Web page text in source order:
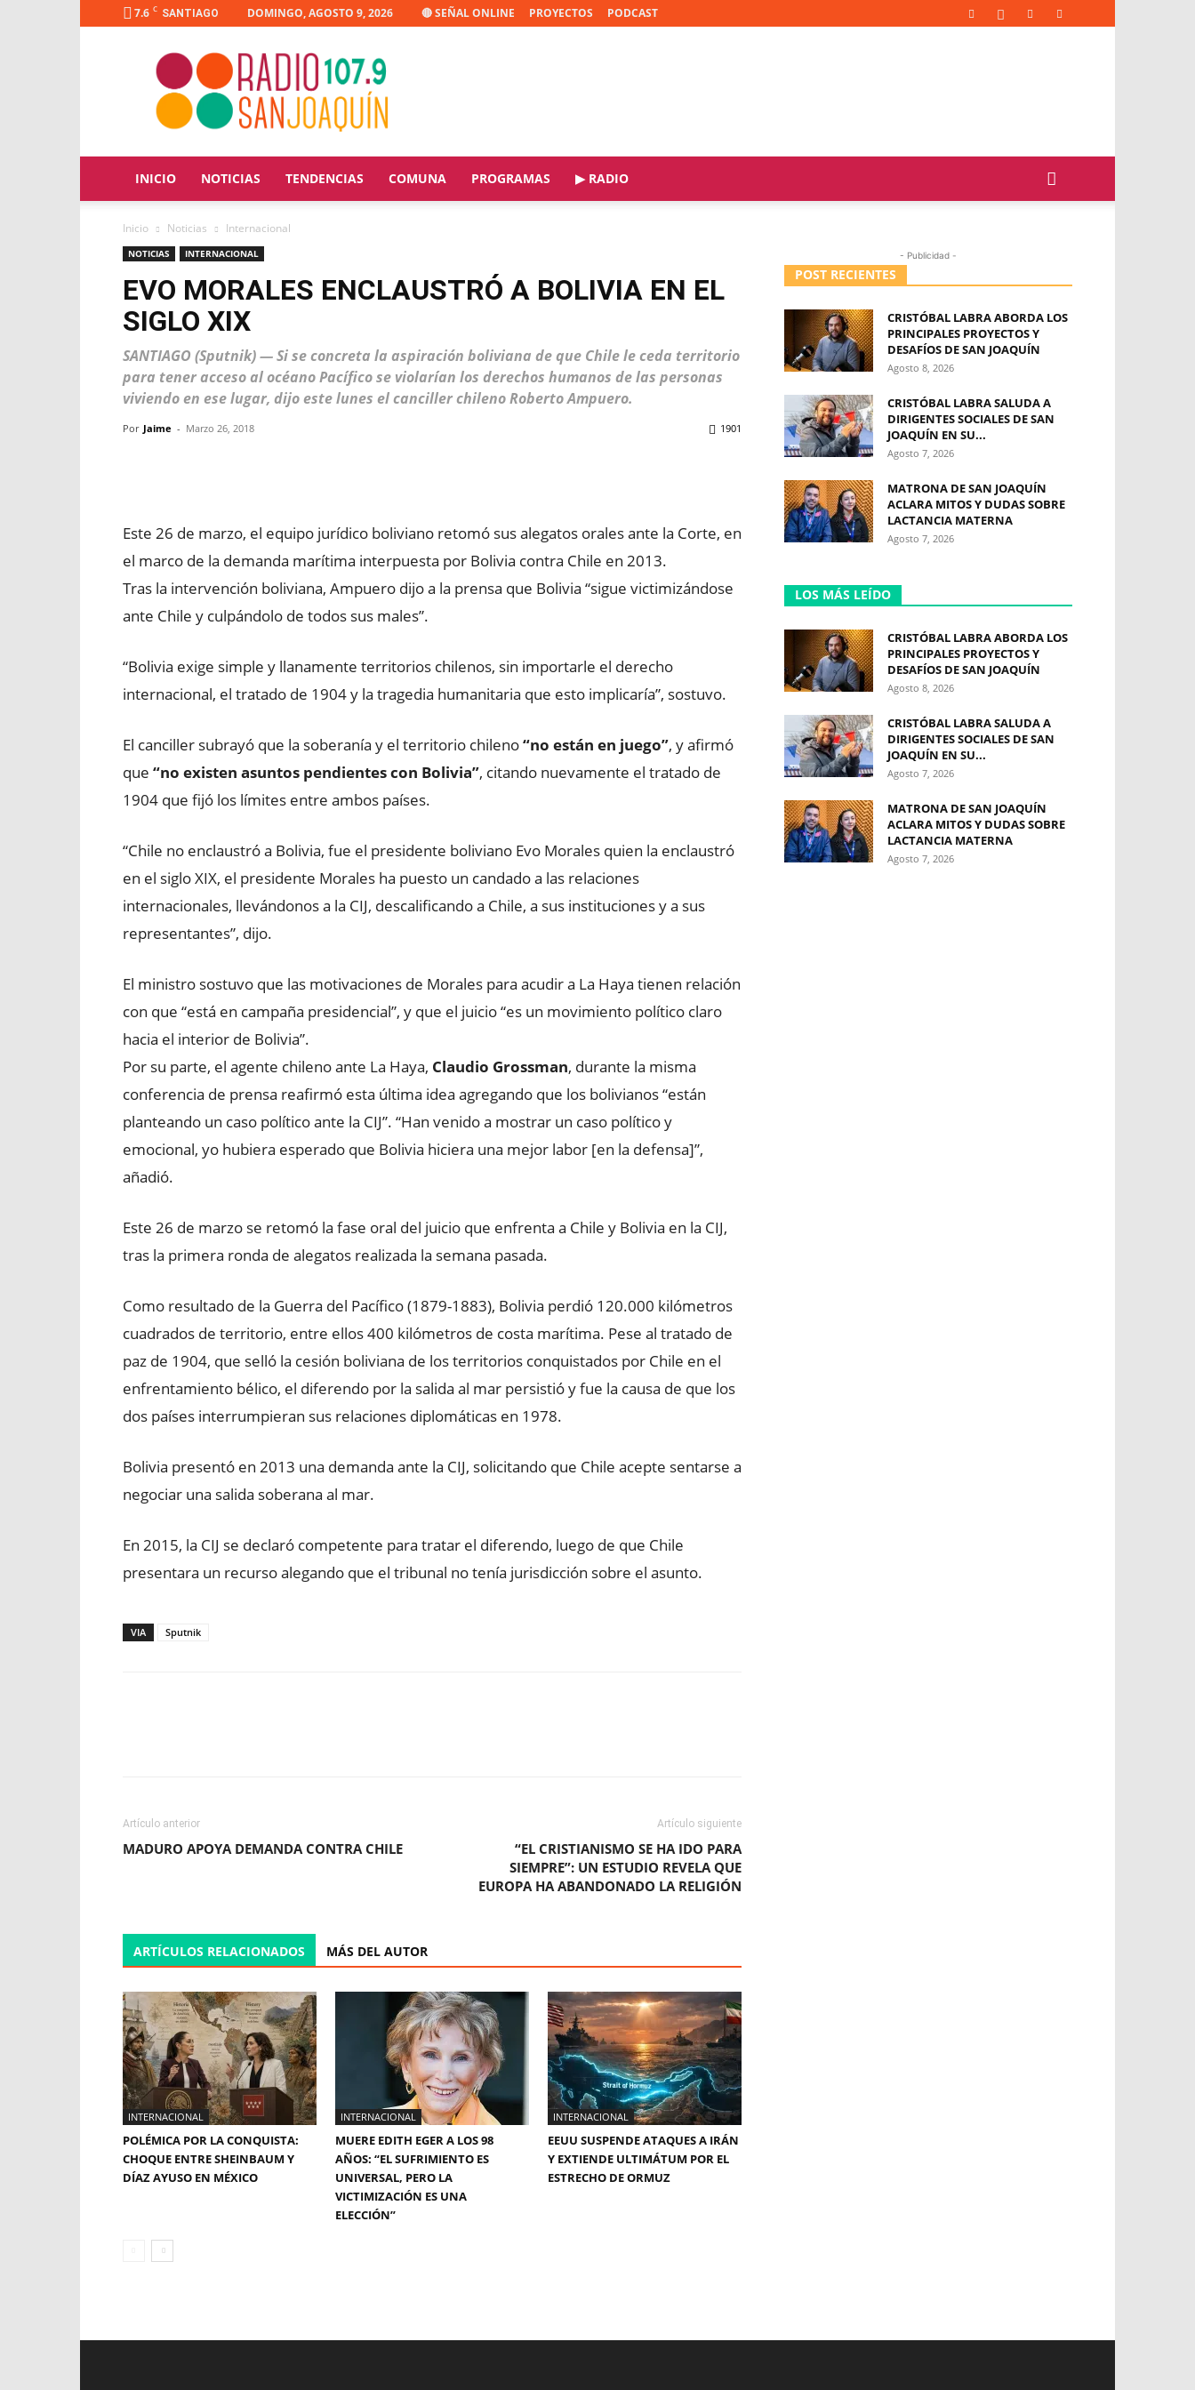
7.6 C SANTIAGO DOMINGO, AGOSTO 9, 2026 🔴 SEÑAL ONLINE PROYECTOS PODCAST
Radio
Joaquín
INICIO NOTICIAS TENDENCIAS COMUNA PROGRAMAS ▶ RADIO
Inicio Noticias Internacional
NOTICIAS INTERNACIONAL
EVO MORALES ENCLAUSTRÓ A BOLIVIA EN EL
SIGLO XIX
SANTIAGO (Sputnik) — Si se concreta la aspiración boliviana de que Chile le ceda territorio
para tener acceso al océano Pacífico se violarían los derechos humanos de las personas
viviendo en ese lugar, dijo este lunes el canciller chileno Roberto Ampuero.
Por Jaime - Marzo 26, 2018 1901
Este 26 de marzo, el equipo jurídico boliviano retomó sus alegatos orales ante la Corte, en
el marco de la demanda marítima interpuesta por Bolivia contra Chile en 2013.
Tras la intervención boliviana, Ampuero dijo a la prensa que Bolivia “sigue victimizándose
ante Chile y culpándolo de todos sus males”.
“Bolivia exige simple y llanamente territorios chilenos, sin importarle el derecho
internacional, el tratado de 1904 y la tragedia humanitaria que esto implicaría”, sostuvo.
El canciller subrayó que la soberanía y el territorio chileno“no están en juego”, y afirmó
que “no existen asuntos pendientes con Bolivia”, citando nuevamente el tratado de
1904 que fijó los límites entre ambos países.
“Chile no enclaustró a Bolivia, fue el presidente boliviano Evo Morales quien la enclaustró
en el siglo XIX, el presidente Morales ha puesto un candado a las relaciones
internacionales, llevándonos a la CIJ, descalificando a Chile, a sus instituciones y a sus
representantes”, dijo.
El ministro sostuvo que las motivaciones de Morales para acudir a La Haya tienen relación
con que “está en campaña presidencial”, y que el juicio “es un movimiento político claro
hacia el interior de Bolivia”.
Por su parte, el agente chileno ante La Haya, Claudio Grossman, durante la misma
conferencia de prensa reafirmó esta última idea agregando que los bolivianos “están
planteando un caso político ante la CIJ”. “Han venido a mostrar un caso político y
emocional, yo hubiera esperado que Bolivia hiciera una mejor labor [en la defensa]”,
añadió.
Este 26 de marzo se retomó la fase oral del juicio que enfrenta a Chile y Bolivia en la CIJ,
tras la primera ronda de alegatos realizada la semana pasada.
Como resultado de la Guerra del Pacífico (1879-1883), Bolivia perdió 120.000 kilómetros
cuadrados de territorio, entre ellos 400 kilómetros de costa marítima. Pese al tratado de
paz de 1904, que selló la cesión boliviana de los territorios conquistados por Chile en el
enfrentamiento bélico, el diferendo por la salida al mar persistió y fue la causa de que los
dos países interrumpieran sus relaciones diplomáticas en 1978.
Bolivia presentó en 2013 una demanda ante la CIJ, solicitando que Chile acepte sentarse a
negociar una salida soberana al mar.
En 2015, la CIJ se declaró competente para tratar el diferendo, luego de que Chile
presentara un recurso alegando que el tribunal no tenía jurisdicción sobre el asunto.
VIA Sputnik
Artículo anterior
MADURO APOYA DEMANDA CONTRA CHILE
Artículo siguiente
“EL CRISTIANISMO SE HA IDO PARA
SIEMPRE”: UN ESTUDIO REVELA QUE
EUROPA HA ABANDONADO LA RELIGIÓN
ARTÍCULOS RELACIONADOS MÁS DEL AUTOR
INTERNACIONAL
POLÉMICA POR LA CONQUISTA:
CHOQUE ENTRE SHEINBAUM Y
DÍAZ AYUSO EN MÉXICO
INTERNACIONAL
MUERE EDITH EGER A LOS 98
AÑOS: “EL SUFRIMIENTO ES
UNIVERSAL, PERO LA
VICTIMIZACIÓN ES UNA
ELECCIÓN”
INTERNACIONAL
EEUU SUSPENDE ATAQUES A IRÁN
Y EXTIENDE ULTIMÁTUM POR EL
ESTRECHO DE ORMUZ
- Publicidad -
POST RECIENTES
CRISTÓBAL LABRA ABORDA LOS
PRINCIPALES PROYECTOS Y
DESAFÍOS DE SAN JOAQUÍN
Agosto 8, 2026
CRISTÓBAL LABRA SALUDA A
DIRIGENTES SOCIALES DE SAN
JOAQUÍN EN SU...
Agosto 7, 2026
MATRONA DE SAN JOAQUÍN
ACLARA MITOS Y DUDAS SOBRE
LACTANCIA MATERNA
Agosto 7, 2026
LOS MÁS LEÍDO
CRISTÓBAL LABRA ABORDA LOS
PRINCIPALES PROYECTOS Y
DESAFÍOS DE SAN JOAQUÍN
Agosto 8, 2026
CRISTÓBAL LABRA SALUDA A
DIRIGENTES SOCIALES DE SAN
JOAQUÍN EN SU...
Agosto 7, 2026
MATRONA DE SAN JOAQUÍN
ACLARA MITOS Y DUDAS SOBRE
LACTANCIA MATERNA
Agosto 7, 2026